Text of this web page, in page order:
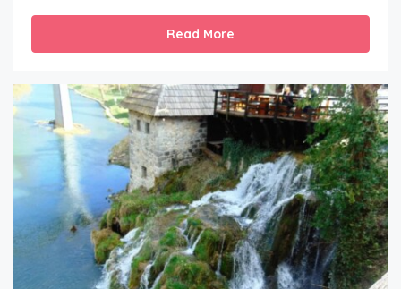
Read More